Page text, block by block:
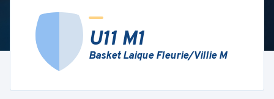
U11 M1
Basket Laique Fleurie/Villie M